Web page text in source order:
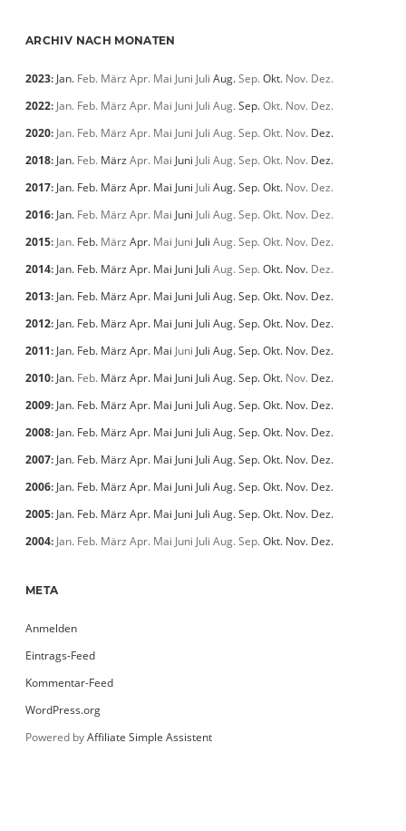
ARCHIV NACH MONATEN
2023: Jan. Feb. März Apr. Mai Juni Juli Aug.Sep.Okt. Nov. Dez.
2022: Jan. Feb. März Apr. Mai Juni Juli Aug.Sep.Okt. Nov. Dez.
2020: Jan. Feb. März Apr. Mai Juni Juli Aug.Sep.Okt. Nov. Dez.
2018: Jan. Feb. März Apr. Mai Juni Juli Aug.Sep.Okt. Nov. Dez.
2017: Jan. Feb. März Apr. Mai Juni Juli Aug.Sep.Okt. Nov. Dez.
2016: Jan. Feb. März Apr. Mai Juni Juli Aug.Sep.Okt. Nov. Dez.
2015: Jan. Feb. März Apr. Mai Juni Juli Aug.Sep.Okt. Nov. Dez.
2014: Jan. Feb. März Apr. Mai Juni Juli Aug.Sep.Okt. Nov. Dez.
2013: Jan. Feb. März Apr. Mai Juni Juli Aug.Sep.Okt. Nov. Dez.
2012: Jan. Feb. März Apr. Mai Juni Juli Aug.Sep.Okt. Nov. Dez.
2011: Jan. Feb. März Apr. Mai Juni Juli Aug.Sep.Okt. Nov. Dez.
2010: Jan. Feb. März Apr. Mai Juni Juli Aug.Sep.Okt. Nov. Dez.
2009: Jan. Feb. März Apr. Mai Juni Juli Aug.Sep.Okt. Nov. Dez.
2008: Jan. Feb. März Apr. Mai Juni Juli Aug.Sep.Okt. Nov. Dez.
2007: Jan. Feb. März Apr. Mai Juni Juli Aug.Sep.Okt. Nov. Dez.
2006: Jan. Feb. März Apr. Mai Juni Juli Aug.Sep.Okt. Nov. Dez.
2005: Jan. Feb. März Apr. Mai Juni Juli Aug.Sep.Okt. Nov. Dez.
2004: Jan. Feb. März Apr. Mai Juni Juli Aug.Sep.Okt. Nov. Dez.
META
Anmelden
Eintrags-Feed
Kommentar-Feed
WordPress.org
Powered byAffiliate Simple Assistent